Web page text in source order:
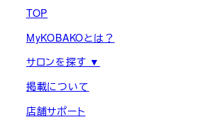
TOP
MyKOBAKOとは？
サロンを探す ▼
掲載について
店舗サポート